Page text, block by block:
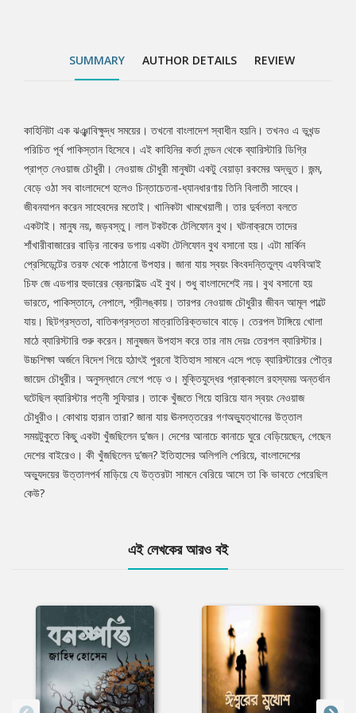
মাঠে ব্যারিস্টারি শুরু করেন। মানুষজন উপহাস করে তার নাম দেয়ঃ তেরপল
তাকে খুঁজতে গিয়ে হারিয়ে যান স্বয়ং নেওয়াজ চৌধুরীও। কোথায় হারান তারা?
জানা যায় ঊনসত্তরের গণঅভ্যুত্থানের উত্তাল সময়টুকুতে কিছু একটা
খুঁজছিলেন দু’জন। দেশের আনাচে কানাচে ঘুরে বেড়িয়েছেন, গেছেন দেশের
বাইরেও। কী খুঁজছিলেন দু’জন? ইতিহাসের অলিগলি পেরিয়ে, বাংলাদেশের
অভ্যুদয়ের উত্তালপর্ব মাড়িয়ে যে উত্তরটা সামনে বেরিয়ে আসে তা কি ভাবতে
পেরেছিল কেউ?
SUMMARY AUTHOR DETAILS REVIEW
Tab
Article
কাহিনিটা এক ঝঞ্ঝাবিক্ষুদ্ধ সময়ের। তখনো বাংলাদেশ স্বাধীন হয়নি। তখনও এ ভূখন্ড
পরিচিত পূর্ব পাকিস্তান হিসেবে। এই কাহিনির কর্তা লন্ডন থেকে ব্যারিস্টারি ডিগ্রি
প্রাপ্ত নেওয়াজ চৌধুরী। নেওয়াজ চৌধুরী মানুষটা একটু বেয়াড়া রকমের অদ্ভুত। জন্ম,
বেড়ে ওঠা সব বাংলাদেশে হলেও চিন্তাচেতনা-ধ্যানধারণায় তিনি বিলাতী সাহেব।
জীবনযাপন করেন সাহেবদের মতোই। খানিকটা খামখেয়ালী। তার দুর্বলতা বলতে
একটাই। মানুষ নয়, জড়বস্তু। লাল টকটকে টেলিফোন বুথ। ঘটনাক্রমে তাদের
শাঁখারীবাজারের বাড়ির নাকের ডগায় একটা টেলিফোন বুথ বসানো হয়। এটা মার্কিন
প্রেসিডেন্টের তরফ থেকে পাঠানো উপহার। জানা যায় স্বয়ং কিংবদন্তিতুল্য এফবিআই
চিফ জে এডগার হুভারের ব্রেনচাইল্ড এই বুথ। শুধু বাংলাদেশেই নয়। বুথ বসানো হয়
ভারতে, পাকিস্তানে, নেপালে, শ্রীলঙ্কায়। তারপর নেওয়াজ চৌধুরীর জীবন আমূল পাল্টে
যায়। ছিটগ্রস্ততা, বাতিকগ্রস্ততা মাত্রাতিরিক্তভাবে বাড়ে। তেরপল টাঙ্গিয়ে খোলা
মাঠে ব্যারিস্টারি শুরু করেন। মানুষজন উপহাস করে তার নাম দেয়ঃ তেরপল ব্যারিস্টার।
উচ্চশিক্ষা অর্জনে বিদেশ গিয়ে হঠাৎই পুরনো ইতিহাস সামনে এসে পড়ে ব্যারিস্টারের পৌত্র
জায়েদ চৌধুরীর। অনুসন্ধানে লেগে পড়ে ও। মুক্তিযুদ্ধের প্রাক্কালে রহস্যময় অন্তর্ধান
ঘটেছিল ব্যারিস্টার পত্নী সুফিয়ার। তাকে খুঁজতে গিয়ে হারিয়ে যান স্বয়ং নেওয়াজ
চৌধুরীও। কোথায় হারান তারা? জানা যায় ঊনসত্তরের গণঅভ্যুত্থানের উত্তাল
সময়টুকুতে কিছু একটা খুঁজছিলেন দু’জন। দেশের আনাচে কানাচে ঘুরে বেড়িয়েছেন, গেছেন
দেশের বাইরেও। কী খুঁজছিলেন দু’জন? ইতিহাসের অলিগলি পেরিয়ে, বাংলাদেশের
অভ্যুদয়ের উত্তালপর্ব মাড়িয়ে যে উত্তরটা সামনে বেরিয়ে আসে তা কি ভাবতে পেরেছিল
কেউ?
এই লেখকের আরও বই